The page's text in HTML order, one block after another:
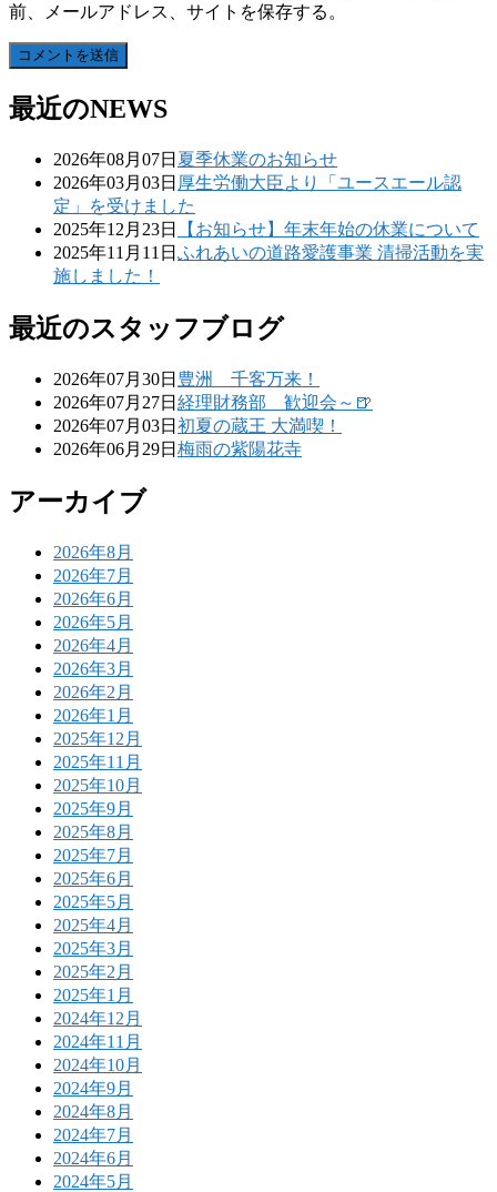
前、メールアドレス、サイトを保存する。
最近のNEWS
2026年08月07日 夏季休業のお知らせ
2026年03月03日 厚生労働大臣より「ユースエール認
定」を受けました
2025年12月23日
【お知らせ】年末年始の休業について
2025年11月11日 ふれあいの道路愛護事業 清掃活動を実
施しました！
最近のスタッフブログ
2026年07月30日 豊洲 千客万来！
2026年07月27日 経理財務部 歓迎会～🍺
2026年07月03日 初夏の蔵王 大満喫！
2026年06月29日 梅雨の紫陽花寺
アーカイブ
2026年8月
2026年7月
2026年6月
2026年5月
2026年4月
2026年3月
2026年2月
2026年1月
2025年12月
2025年11月
2025年10月
2025年9月
2025年8月
2025年7月
2025年6月
2025年5月
2025年4月
2025年3月
2025年2月
2025年1月
2024年12月
2024年11月
2024年10月
2024年9月
2024年8月
2024年7月
2024年6月
2024年5月